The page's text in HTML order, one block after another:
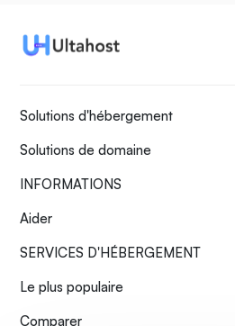
Solutions d'hébergement
Solutions de domaine
INFORMATIONS
Aider
SERVICES D'HÉBERGEMENT
Le plus populaire
Comparer